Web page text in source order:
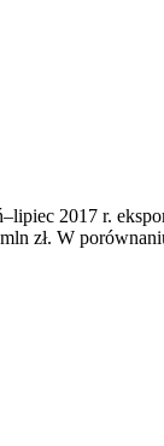
2017 r.
zł. W